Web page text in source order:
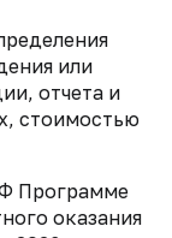
или
отчета и
стоимостью
Программе
оказания